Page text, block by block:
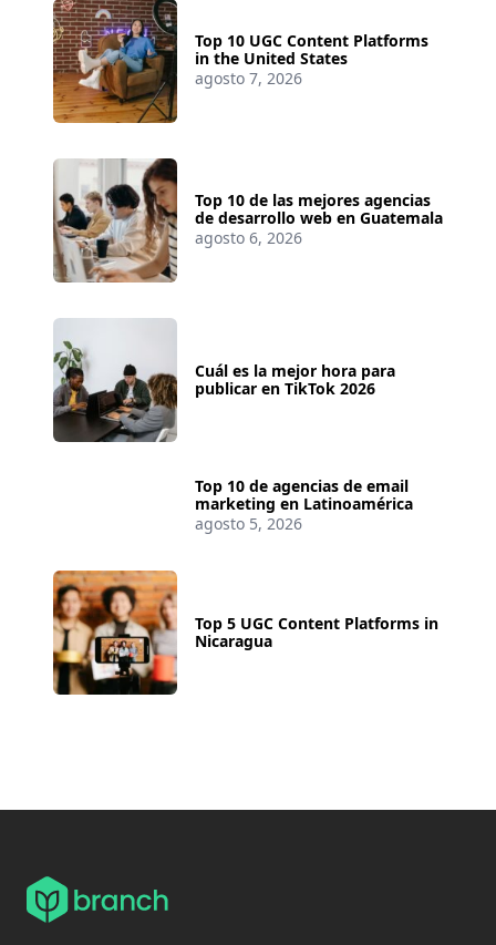
Top 10 UGC Content Platforms
in the United States
agosto 7, 2026
Top 10 de las mejores agencias
de desarrollo web en Guatemala
agosto 6, 2026
Cuál es la mejor hora para
publicar en TikTok 2026
Top 10 de agencias de email
marketing en Latinoamérica
agosto 5, 2026
Top 5 UGC Content Platforms in
Nicaragua